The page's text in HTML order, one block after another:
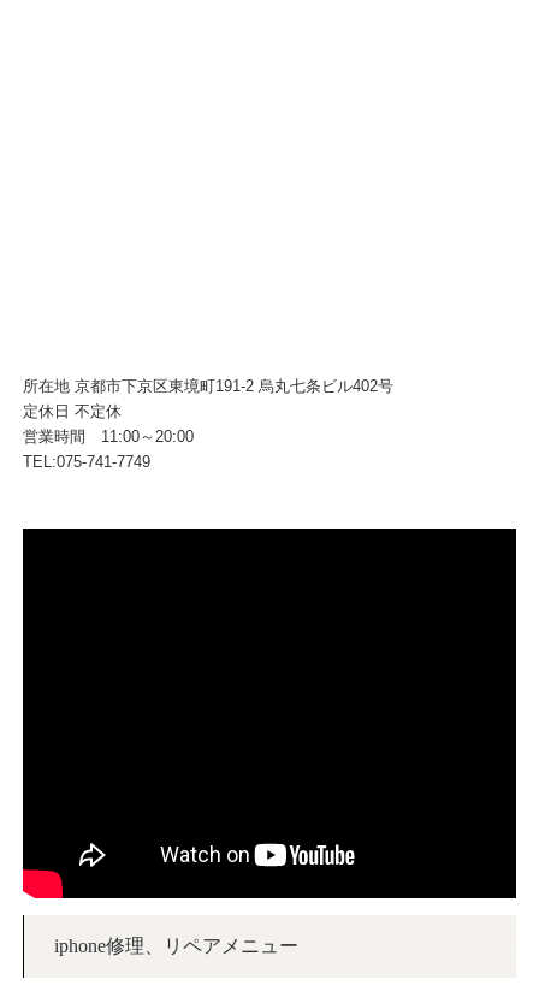
所在地 京都市下京区東境町191-2 烏丸七条ビル402号
定休日 不定休
営業時間 11:00～20:00
TEL:075-741-7749
iphone修理、リペアメニュー